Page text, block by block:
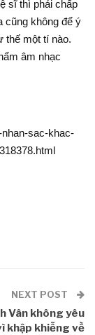
sĩ thì phải chấp
cũng không để ý
thế một tí nào.
âm nhạc
nhan-sac-khac-
NEXT POST
Vân không yêu
khập khiễng về